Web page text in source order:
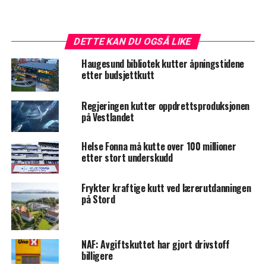
DETTE KAN DU OGSÅ LIKE
Haugesund bibliotek kutter åpningstidene
etter budsjettkutt
Regjeringen kutter oppdrettsproduksjonen
på Vestlandet
Helse Fonna må kutte over 100 millioner
etter stort underskudd
Frykter kraftige kutt ved lærerutdanningen
på Stord
NAF: Avgiftskuttet har gjort drivstoff
billigere